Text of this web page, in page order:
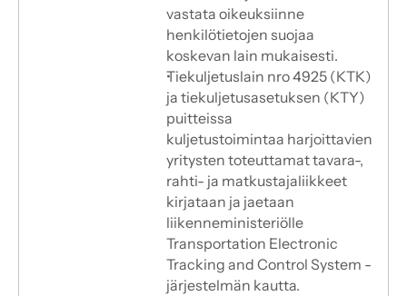
vastata oikeuksiinne
henkilötietojen suojaa
koskevan lain mukaisesti.
Tiekuljetuslain nro 4925 (KTK)
ja tiekuljetusasetuksen (KTY)
puitteissa
kuljetustoimintaa harjoittavien
yritysten toteuttamat tavara-,
rahti- ja matkustajaliikkeet
kirjataan ja jaetaan
liikenneministeriölle
Transportation Electronic
Tracking and Control System -
järjestelmän kautta.